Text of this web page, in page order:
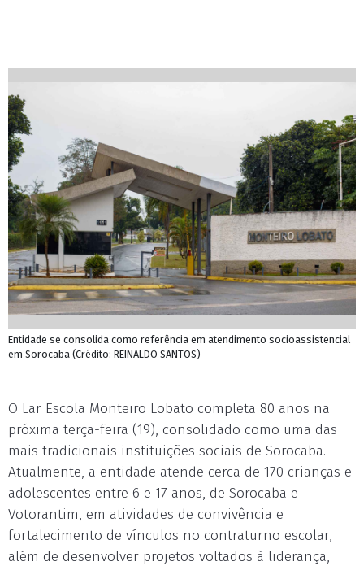
Entidade se consolida como referência em atendimento socioassistencial
em Sorocaba (Crédito: REINALDO SANTOS)
O Lar Escola Monteiro Lobato completa 80 anos na
próxima terça-feira (19), consolidado como uma das
mais tradicionais instituições sociais de Sorocaba.
Atualmente, a entidade atende cerca de 170 crianças e
adolescentes entre 6 e 17 anos, de Sorocaba e
Votorantim, em atividades de convivência e
fortalecimento de vínculos no contraturno escolar,
além de desenvolver projetos voltados à liderança,